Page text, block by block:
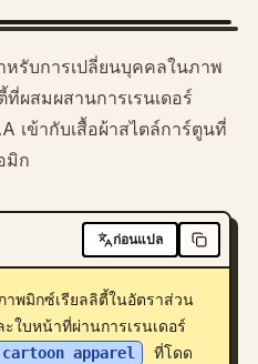
รับการเปลี่ยนบุคคลในภาพ
ผสมผสานการเรนเดอร์
เข้ากับเสื้อผ้าสไตล์การ์ตูนที่
มิก
ก่อนแปล
พมิกซ์เรียลลิตี้ในอัตราส่วน
บหน้าที่ผ่านการเรนเดอร์
cartoon apparel
ที่โดด